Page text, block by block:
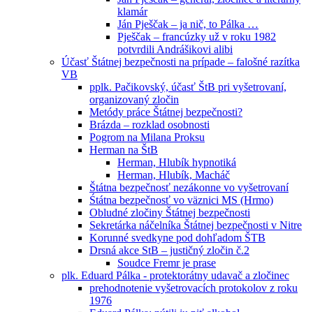
klamár
Ján Pješčak – ja nič, to Pálka …
Pješčak – francúzky už v roku 1982
potvrdili Andrášikovi alibi
Účasť Štátnej bezpečnosti na prípade – falošné razítka
VB
pplk. Pačikovský, účasť ŠtB pri vyšetrovaní,
organizovaný zločin
Metódy práce Štátnej bezpečnosti?
Brázda – rozklad osobnosti
Pogrom na Milana Proksu
Herman na ŠtB
Herman, Hlubík hypnotiká
Herman, Hlubík, Macháč
Štátna bezpečnosť nezákonne vo vyšetrovaní
Śtátna bezpečnosť vo väznici MS (Hrmo)
Obludné zločiny Štátnej bezpečnosti
Sekretárka náčelníka Štátnej bezpečnosti v Nitre
Korunné svedkyne pod dohľadom ŠTB
Drsná akce StB – justičný zločin č.2
Soudce Fremr je prase
plk. Eduard Pálka - protektorátny udavač a zločinec
prehodnotenie vyšetrovacích protokolov z roku
1976